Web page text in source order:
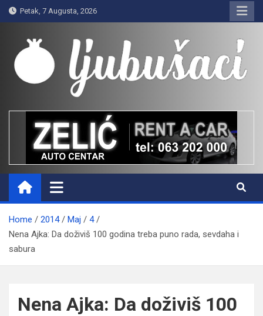
Skip
to
content
Petak, 7 Augusta, 2026
Ljubušaci
Svom voljenom gradu
Home 2014 Maj
4
Nena Ajka: Da doživiš 100 godina treba puno rada, sevdaha i
sabura
Nena Ajka: Da doživiš 100